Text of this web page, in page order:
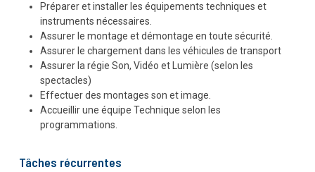
Préparer et installer les équipements techniques et
instruments nécessaires.
Assurer le montage et démontage en toute sécurité.
Assurer le chargement dans les véhicules de transport
Assurer la régie Son, Vidéo et Lumière (selon les
spectacles)
Effectuer des montages son et image.
Accueillir une équipe Technique selon les
programmations.
Tâches récurrentes